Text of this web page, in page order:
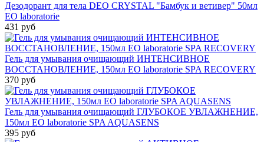
Дезодорант для тела DEO CRYSTAL "Бамбук и ветивер" 50мл
EO laboratorie
431 руб
Гель для умывания очищающий ИНТЕНСИВНОЕ
ВОССТАНОВЛЕНИЕ, 150мл EO laboratorie SPA RECOVERY
370 руб
Гель для умывания очищающий ГЛУБОКОЕ УВЛАЖНЕНИЕ,
150мл EO laboratorie SPA AQUASENS
395 руб